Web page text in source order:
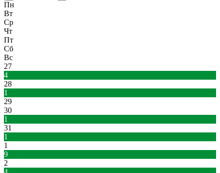
Пн
Вт
Ср
Чт
Пт
Сб
Вс
27
4
28
1
29
30
1
31
1
1
9
2